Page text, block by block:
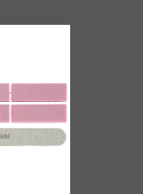
Wunschliste
hinzufügen